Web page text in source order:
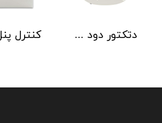
دتکتور دود آدرس پذیر هوچیکی Hochiki مدل ALN-EN SCI